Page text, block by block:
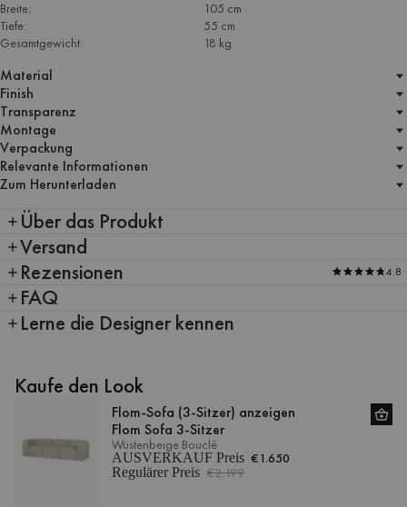
Breite:
105 cm
Tiefe:
55 cm
Gesamtgewicht:
18 kg
Material
Finish
Transparenz
Montage
Verpackung
Relevante Informationen
Zum Herunterladen
Über das Produkt
Versand
Rezensionen
4.8
FAQ
Lerne die Designer kennen
Kaufe den Look
Flom-Sofa (3-Sitzer) anzeigen
Flom Sofa 3-Sitzer
Wüstenbeige Bouclé
AUSVERKAUF Preis €1.650
Regulärer Preis €2.199